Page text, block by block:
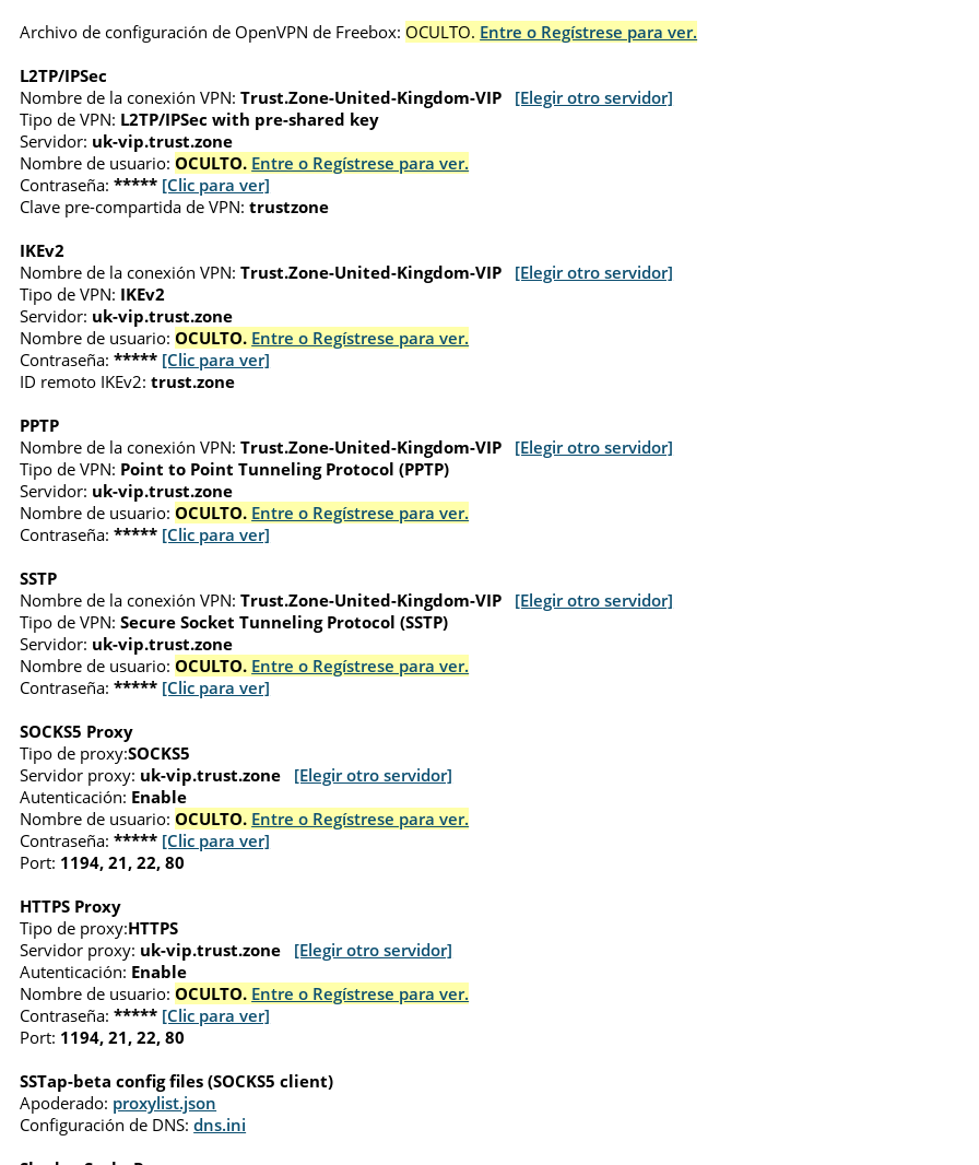
Archivo de configuración de OpenVPN de Freebox: OCULTO. Entre o Regístrese para ver.
L2TP/IPSec
Nombre de la conexión VPN: Trust.Zone-United-Kingdom-VIP
[Elegir otro servidor]
Tipo de VPN: L2TP/IPSec with pre-shared key
Servidor: uk-vip.trust.zone
Nombre de usuario: OCULTO. Entre o Regístrese para ver.
Contraseña: ***** [Clic para ver]
Clave pre-compartida de VPN: trustzone
IKEv2
Nombre de la conexión VPN: Trust.Zone-United-Kingdom-VIP
[Elegir otro servidor]
Tipo de VPN: IKEv2
Servidor: uk-vip.trust.zone
Nombre de usuario: OCULTO. Entre o Regístrese para ver.
Contraseña: ***** [Clic para ver]
ID remoto IKEv2: trust.zone
PPTP
Nombre de la conexión VPN: Trust.Zone-United-Kingdom-VIP
[Elegir otro servidor]
Tipo de VPN: Point to Point Tunneling Protocol (PPTP)
Servidor: uk-vip.trust.zone
Nombre de usuario: OCULTO. Entre o Regístrese para ver.
Contraseña: ***** [Clic para ver]
SSTP
Nombre de la conexión VPN: Trust.Zone-United-Kingdom-VIP
[Elegir otro servidor]
Tipo de VPN: Secure Socket Tunneling Protocol (SSTP)
Servidor: uk-vip.trust.zone
Nombre de usuario: OCULTO. Entre o Regístrese para ver.
Contraseña: ***** [Clic para ver]
SOCKS5 Proxy
Tipo de proxy:SOCKS5
Servidor proxy: uk-vip.trust.zone
[Elegir otro servidor]
Autenticación: Enable
Nombre de usuario: OCULTO. Entre o Regístrese para ver.
Contraseña: ***** [Clic para ver]
Port: 1194, 21, 22, 80
HTTPS Proxy
Tipo de proxy:HTTPS
Servidor proxy: uk-vip.trust.zone
[Elegir otro servidor]
Autenticación: Enable
Nombre de usuario: OCULTO. Entre o Regístrese para ver.
Contraseña: ***** [Clic para ver]
Port: 1194, 21, 22, 80
SSTap-beta config files (SOCKS5 client)
Apoderado: proxylist.json
Configuración de DNS: dns.ini